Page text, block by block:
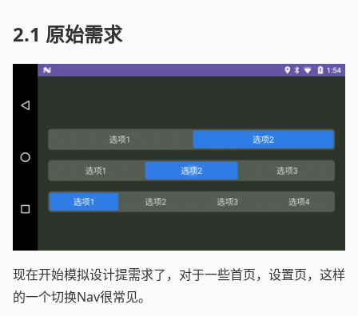
2.1 原始需求
现在开始模拟设计提需求了，对于一些首页，设置页，这样
的一个切换Nav很常见。